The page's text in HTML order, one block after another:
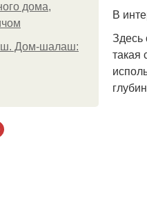
дома,
Дом-шалаш:
В
Здесь
такая